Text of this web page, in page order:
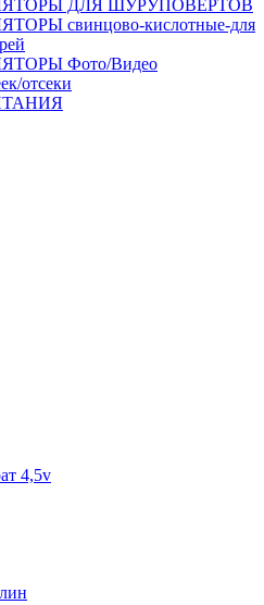
ДЛЯ ШУРУПОВЕРТОВ
свинцово-кислотные-для
Фото/Видео
отсеки
4,5v